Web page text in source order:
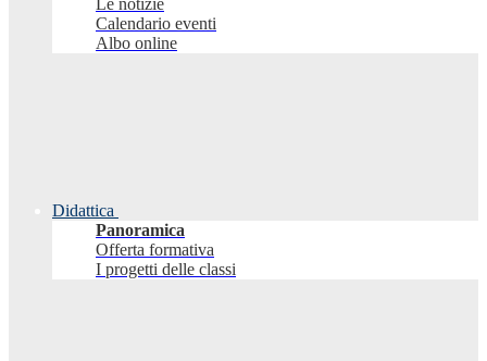
Le notizie
Calendario eventi
Albo online
Didattica
Panoramica
Offerta formativa
I progetti delle classi